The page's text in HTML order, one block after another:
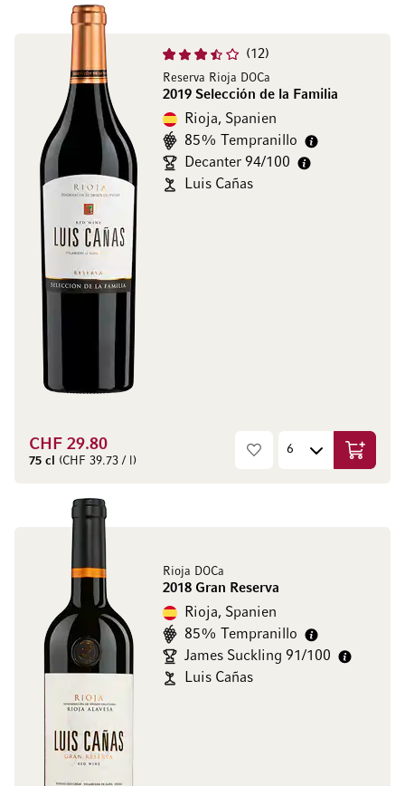
12
Reserva Rioja DOCa
2019 Selección de la Familia
Rioja, Spanien
85% Tempranillo
Decanter 94/100
Luis Cañas
CHF 29.80
75 cl (CHF 39.73 / l) In den
Rioja DOCa
2018 Gran Reserva
Rioja, Spanien
85% Tempranillo
James Suckling 91/100
Luis Cañas